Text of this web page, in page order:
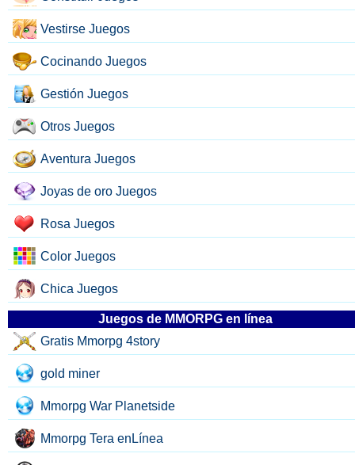
Vestirse Juegos
Cocinando Juegos
Gestión Juegos
Otros Juegos
Aventura Juegos
Joyas de oro Juegos
Rosa Juegos
Color Juegos
Chica Juegos
Juegos de MMORPG en línea
Gratis Mmorpg 4story
gold miner
Mmorpg War Planetside
Mmorpg Tera enLínea